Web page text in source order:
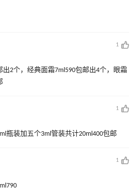
1
出2个，经典面霜7ml590包邮出4个，眼霜
1
瓶装加五个3ml管装共计20ml400包邮
1